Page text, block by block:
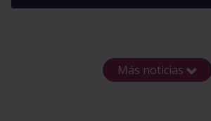
Más noticias